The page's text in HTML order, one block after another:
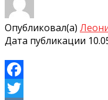
Опубликовал(а)
Дата публикации
Facebook